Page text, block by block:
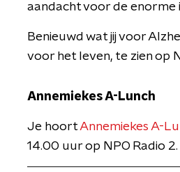
aandacht voor de enorme
Benieuwd wat jij voor
voor het leven, te zien op
Annemiekes A-Lunch
Je hoortAnnemiekes A-
14.00 uur op NPO Radio 2.